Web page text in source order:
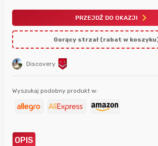
Discovery
PRZEJDŹ DO OKAZJI
Gorący strzał (rabat w
Wyszukaj podobny produkt w:
OPIS